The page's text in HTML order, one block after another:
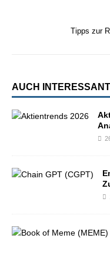
Tipps zur
AUCH